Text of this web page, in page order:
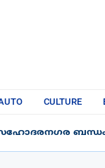
CULTURE
സഹോദരനഗര